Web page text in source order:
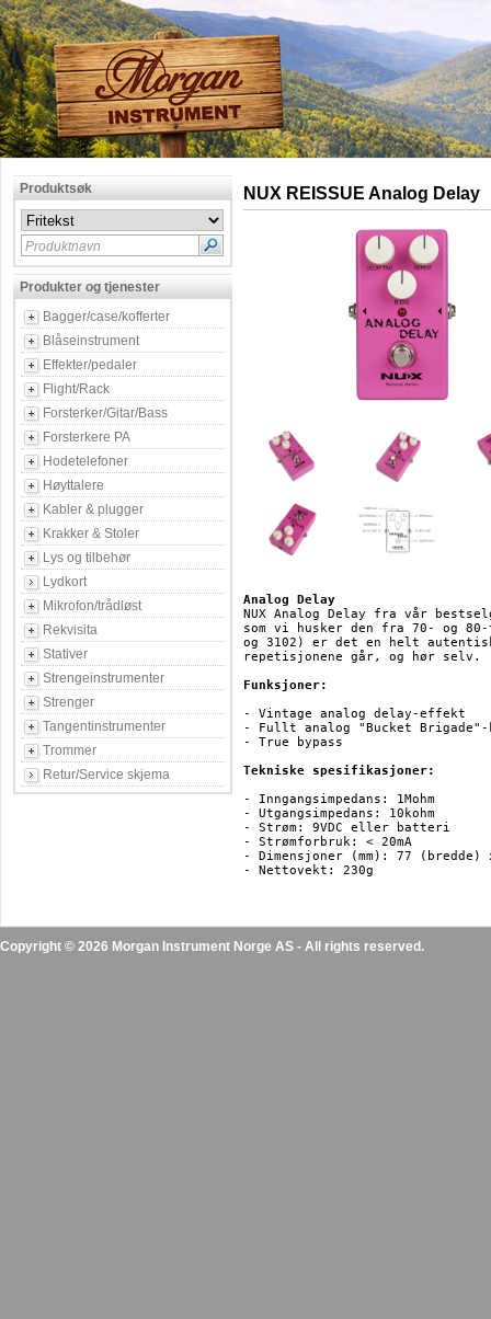
Produktsøk
Produktnavn
Produkter og tjenester
Bagger/case/kofferter
Blåseinstrument
Effekter/pedaler
Flight/Rack
Forsterker/Gitar/Bass
Forsterkere PA
Hodetelefoner
Høyttalere
Kabler & plugger
Krakker & Stoler
Lys og tilbehør
Lydkort
Mikrofon/trådløst
Rekvisita
Stativer
Strengeinstrumenter
Strenger
Tangentinstrumenter
Trommer
Retur/Service skjema
NUX REISSUE Analog Delay
Analog Delay
NUX Analog Delay fra vår
som vi husker den fra 70- og
og 3102) er det en helt
repetisjonene går, og hør selv.
Funksjoner:
- Vintage analog delay-effekt
- Fullt analog "Bucket
- True bypass
Tekniske spesifikasjoner:
- Inngangsimpedans: 1Mohm
- Utgangsimpedans: 10kohm
- Strøm: 9VDC eller batteri
- Strømforbruk: < 20mA
- Dimensjoner (mm): 77
Copyright © 2026 Morgan Instrument Norge AS - All rights reserved.